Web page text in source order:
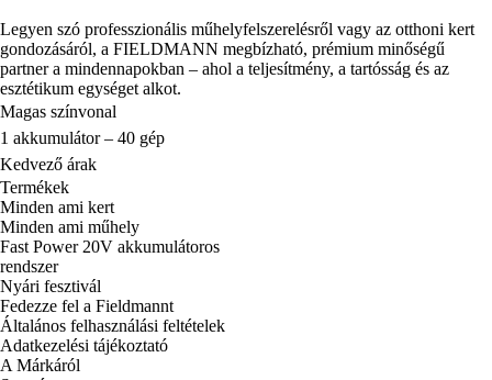
Legyen szó professzionális műhelyfelszerelésről vagy az otthoni kert
gondozásáról, a FIELDMANN megbízható, prémium minőségű
partner a mindennapokban – ahol a teljesítmény, a tartósság és az
esztétikum egységet alkot.
Magas színvonal
1 akkumulátor – 40 gép
Kedvező árak
Termékek
Minden ami kert
Minden ami műhely
Fast Power 20V akkumulátoros
rendszer
Nyári fesztivál
Fedezze fel a Fieldmannt
Általános felhasználási feltételek
Adatkezelési tájékoztató
A Márkáról